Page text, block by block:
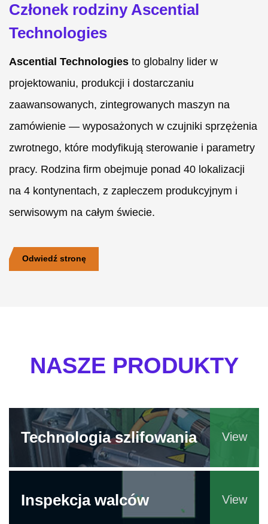
Członek rodziny Ascential
Technologies
Ascential Technologies to globalny lider w
projektowaniu, produkcji i dostarczaniu
zaawansowanych, zintegrowanych maszyn na
zamówienie — wyposażonych w czujniki sprzężenia
zwrotnego, które modyfikują sterowanie i parametry
pracy. Rodzina firm obejmuje ponad 40 lokalizacji
na 4 kontynentach, z zapleczem produkcyjnym i
serwisowym na całym świecie.
Odwiedź stronę
NASZE PRODUKTY
Technologia szlifowania View
Inspekcja walców View